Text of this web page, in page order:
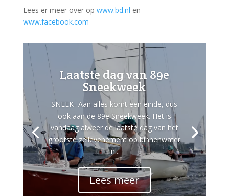
Lees er meer over op www.bd.nl en
www.facebook.com
Laatste dag van 89e
Sneekweek
SNEEK- Aan alles komt een einde, dus
ook aan de 89e Sneekweek. Het is
vandaag alweer de laatste dag van het
grootste zeilevenement op binnenwater
in...
Lees meer